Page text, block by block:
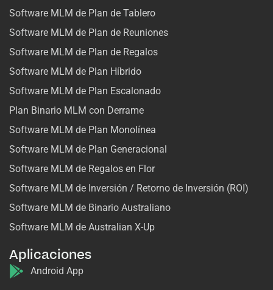
Software MLM de Plan de Tablero
Software MLM de Plan de Reuniones
Software MLM de Plan de Regalos
Software MLM de Plan Híbrido
Software MLM de Plan Escalonado
Plan Binario MLM con Derrame
Software MLM de Plan Monolínea
Software MLM de Plan Generacional
Software MLM de Regalos en Flor
Software MLM de Inversión / Retorno de Inversión (ROI)
Software MLM de Binario Australiano
Software MLM de Australian X-Up
Aplicaciones
Android App